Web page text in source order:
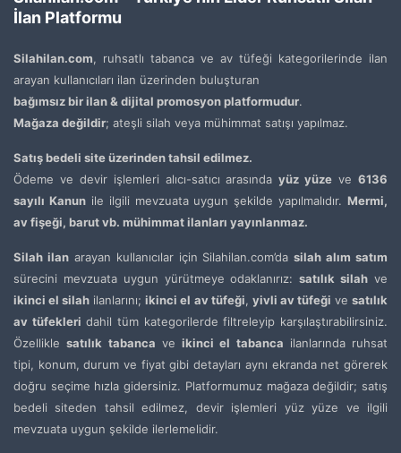
İlan Platformu
Silahilan.com, ruhsatlı tabanca ve av tüfeği kategorilerinde ilan
arayan kullanıcıları ilan üzerinden buluşturan
bağımsız bir ilan & dijital promosyon platformudur.
Mağaza değildir; ateşli silah veya mühimmat satışı yapılmaz.
Satış bedeli site üzerinden tahsil edilmez.
Ödeme ve devir işlemleri alıcı-satıcı arasındayüz yüze ve6136
sayılı Kanunile ilgili mevzuata uygun şekilde yapılmalıdır. Mermi,
av fişeği, barut vb. mühimmat ilanları yayınlanmaz.
Silah ilanarayan kullanıcılar için Silahilan.com’dasilah alım satım
sürecini mevzuata uygun yürütmeye odaklanırız:satılık silah ve
ikinci el silah ilanlarını;ikinci el av tüfeği, yivli av tüfeği vesatılık
av tüfekleri dahil tüm kategorilerde filtreleyip karşılaştırabilirsiniz.
Özelliklesatılık tabanca ve ikinci el tabanca ilanlarında ruhsat
tipi, konum, durum ve fiyat gibi detayları aynı ekranda net görerek
doğru seçime hızla gidersiniz. Platformumuz mağaza değildir; satış
bedeli siteden tahsil edilmez, devir işlemleri yüz yüze ve ilgili
mevzuata uygun şekilde ilerlemelidir.